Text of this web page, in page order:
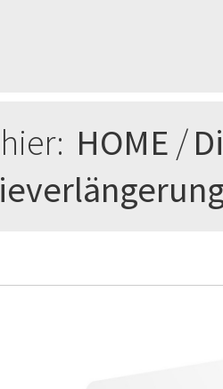
HOME /